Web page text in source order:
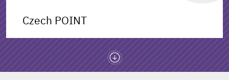
Czech POINT